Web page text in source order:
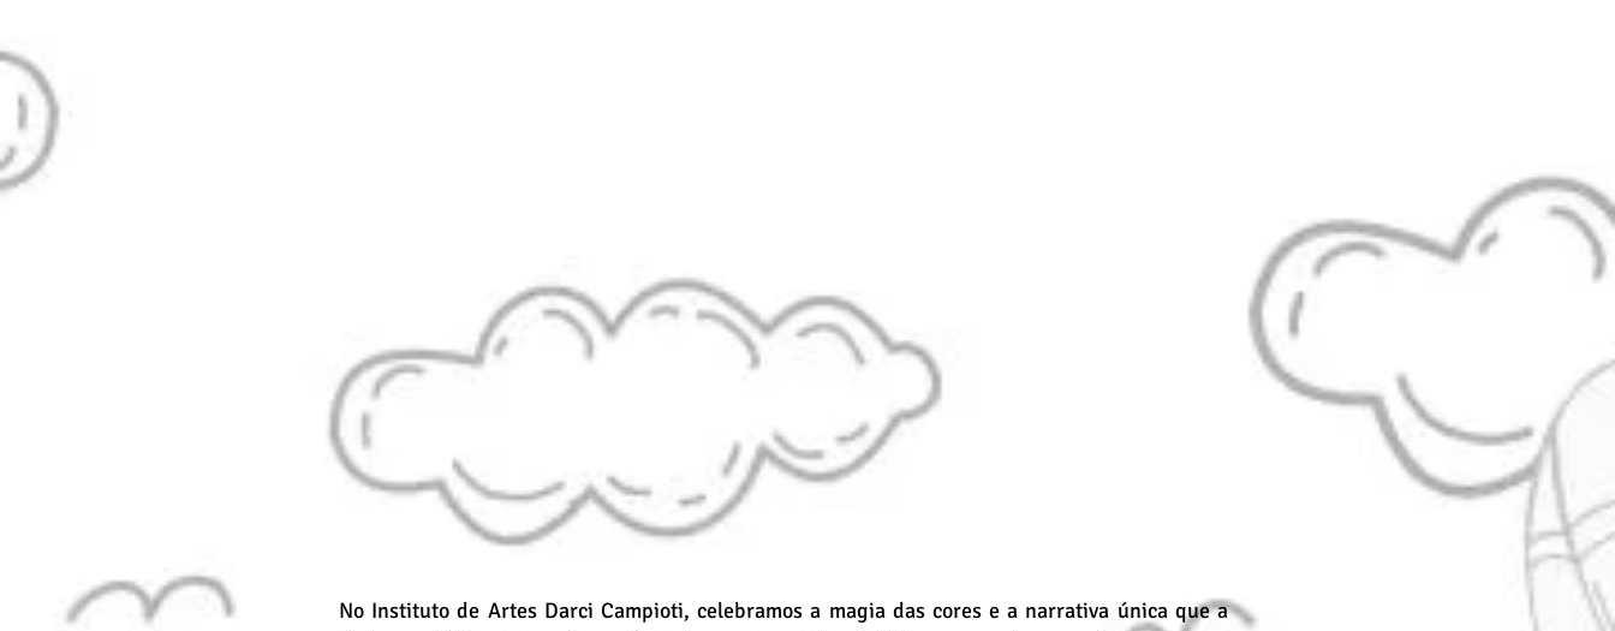
No Instituto de Artes Darci Campioti, celebramos a magia das cores e a narrativa única que a